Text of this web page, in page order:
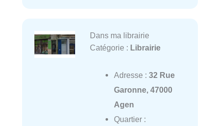
Dans ma librairie
Catégorie : Librairie
Adresse : 32 Rue
Garonne, 47000
Agen
Quartier :